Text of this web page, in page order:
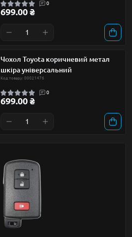
0
699.00 ₴
Чохол Toyota коричневий метал
шкіра універсальний
Код товару: 00021476
0
699.00 ₴